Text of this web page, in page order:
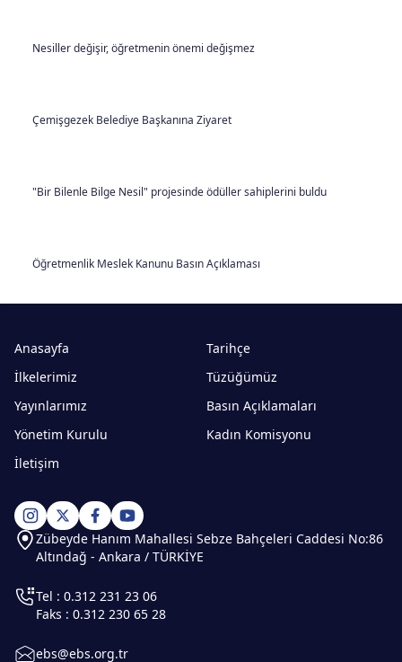
Nesiller değişir, öğretmenin önemi değişmez
Çemişgezek Belediye Başkanına Ziyaret
"Bir Bilenle Bilge Nesil" projesinde ödüller sahiplerini buldu
Öğretmenlik Meslek Kanunu Basın Açıklaması
Anasayfa
Tarihçe
İlkelerimiz
Tüzüğümüz
Yayınlarımız
Basın Açıklamaları
Yönetim Kurulu
Kadın Komisyonu
İletişim
Zübeyde Hanım Mahallesi Sebze Bahçeleri Caddesi No:86
Altındağ - Ankara / TÜRKİYE
Tel : 0.312 231 23 06
Faks : 0.312 230 65 28
ebs@ebs.org.tr